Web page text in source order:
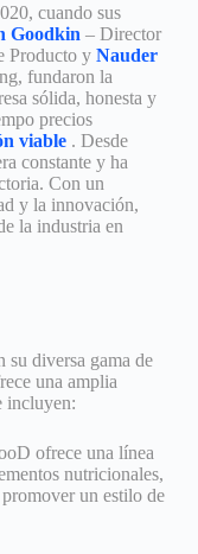
cuando sus
Goodkin – Director
Producto y Nauder
fundaron la
sólida, honesta y
precios
viable. Desde
constante y ha
Con un
y la innovación,
la industria en
diversa gama de
una amplia
incluyen:
ofrece una línea
nutricionales,
un estilo de